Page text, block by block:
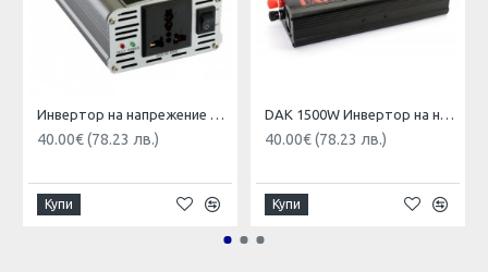
Инвертор на напрежение DAK 1000w 12V,24V/220V
40.00€ (78.23 лв.)
Купи
DAK 1500W Инвертор на напрежение 12V / 24V - 220V
40.00€ (78.23 лв.)
Купи